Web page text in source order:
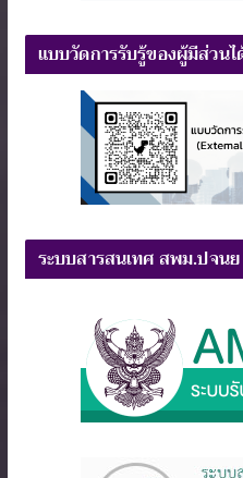
แบบวัดการรับรู้ของผู้มีส่วน
ระบบสารสนเทศ สพม.ปจนย